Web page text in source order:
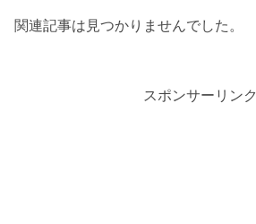
関連記事は見つかりませんでした。
スポンサーリンク